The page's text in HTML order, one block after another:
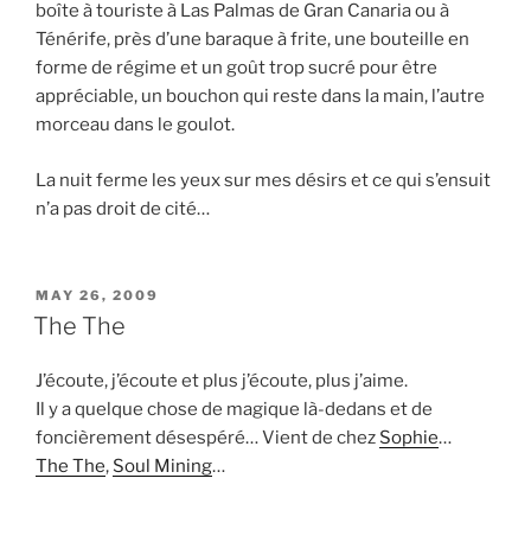
boîte à touriste à Las Palmas de Gran Canaria ou à
Ténérife, près d’une baraque à frite, une bouteille en
forme de régime et un goût trop sucré pour être
appréciable, un bouchon qui reste dans la main, l’autre
morceau dans le goulot.
La nuit ferme les yeux sur mes désirs et ce qui s’ensuit
n’a pas droit de cité…
POSTED
ON
MAY 26, 2009
The The
J’écoute, j’écoute et plus j’écoute, plus j’aime.
Il y a quelque chose de magique là-dedans et de
foncièrement désespéré… Vient de chez Sophie…
The The, Soul Mining…